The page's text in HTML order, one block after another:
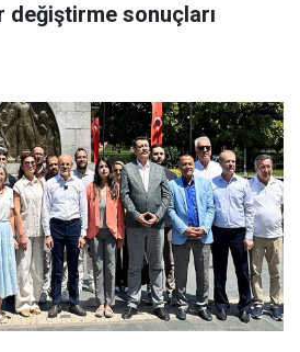
değiştirme sonuçları